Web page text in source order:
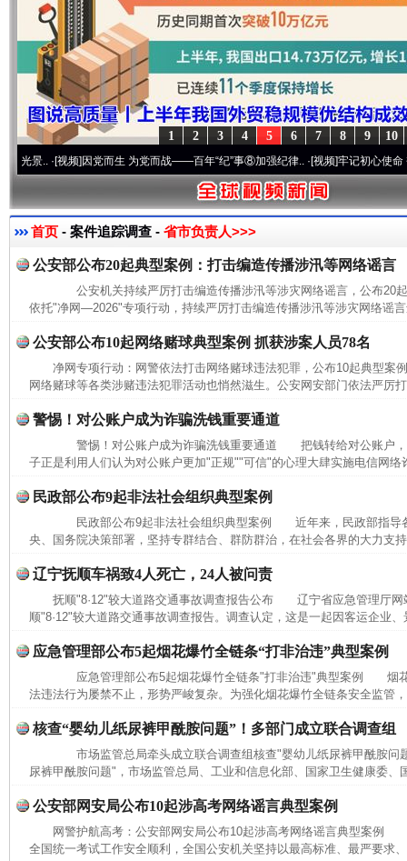
10
9
8
7
6
5
4
3
2
1
·[视频]因党而生 为党而战——百年“纪”事⑧加强纪律..·[视频]牢记初心使命 奋进复
首页 - 案件追踪调查 - 省市负责人>>>
公安部公布20起典型案例：打击编造传播涉汛等网络谣言
公安机关持续严厉打击编造传播涉汛等涉灾网络谣言，公布
依托"净网—2026"专项行动，持续严厉打击编造传播涉汛等涉灾网络谣
公安部公布10起网络赌球典型案例 抓获涉案人员78名
净网专项行动：网警依法打击网络赌球违法犯罪，公布10起典型
网络赌球等各类涉赌违法犯罪活动也悄然滋生。公安网安部门依法严厉
警惕！对公账户成为诈骗洗钱重要通道
警惕！对公账户成为诈骗洗钱重要通道 把钱转给对公账户，
子正是利用人们认为对公账户更加"正规""可信"的心理大肆实施电信网络
民政部公布9起非法社会组织典型案例
民政部公布9起非法社会组织典型案例 近年来，民政部指导
央、国务院决策部署，坚持专群结合、群防群治，在社会各界的大力支
辽宁抚顺车祸致4人死亡，24人被问责
抚顺"8·12"较大道路交通事故调查报告公布 辽宁省应急管理厅网
顺"8·12"较大道路交通事故调查报告。调查认定，这是一起因客运企业
应急管理部公布5起烟花爆竹全链条“打非治违”典型案例
应急管理部公布5起烟花爆竹全链条"打非治违"典型案例 烟花
法违法行为屡禁不止，形势严峻复杂。为强化烟花爆竹全链条安全监管
核查“婴幼儿纸尿裤甲酰胺问题”！多部门成立联合调查组
市场监管总局牵头成立联合调查组核查"婴幼儿纸尿裤甲酰胺
尿裤甲酰胺问题"，市场监管总局、工业和信息化部、国家卫生健康委、
公安部网安局公布10起涉高考网络谣言典型案例
网警护航高考：公安部网安局公布10起涉高考网络谣言典型案例
全国统一考试工作安全顺利，全国公安机关坚持以最高标准、最严要求
完善运行机制助力责任有效落实
东山县通报“牛蛙产品抗生素超标问题” 法